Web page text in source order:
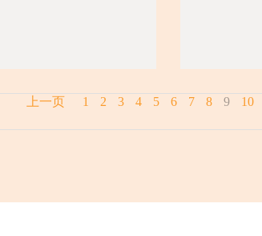
上一页 1 2 3 4 5 6 7 8 9 10